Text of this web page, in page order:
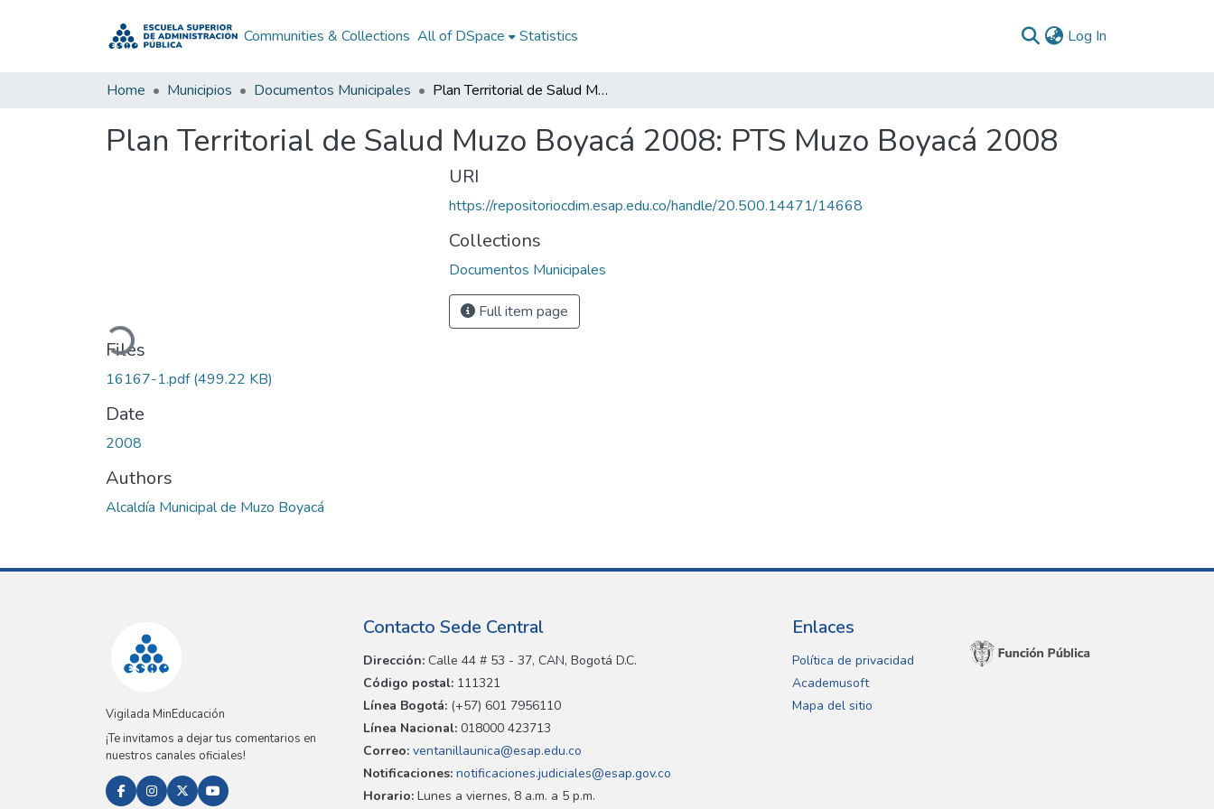
Communities & Collections All of DSpace Statistics Log In
Home Municipios Documentos Municipales Plan Territorial de Salud Muzo Boyacá 2008: PTS Muzo Boyacá 2008
Plan Territorial de Salud Muzo Boyacá 2008: PTS Muzo Boyacá 2008
Loading...
Files
16167-1.pdf(499.22 KB)
Date
2008
Authors
Alcaldía Municipal de Muzo Boyacá
URI
https://repositoriocdim.esap.edu.co/handle/20.500.14471/14668
Collections
Documentos Municipales
Full item page
Vigilada MinEducación
¡Te invitamos a dejar tus comentarios en
nuestros canales oficiales!
Contacto Sede Central
Dirección: Calle 44 # 53 - 37, CAN, Bogotá D.C.
Código postal: 111321
Línea Bogotá: (+57) 601 7956110
Línea Nacional: 018000 423713
Correo: ventanillaunica@esap.edu.co
Notificaciones: notificaciones.judiciales@esap.gov.co
Horario: Lunes a viernes, 8 a.m. a 5 p.m.
Enlaces
Política de privacidad
Academusoft
Mapa del sitio